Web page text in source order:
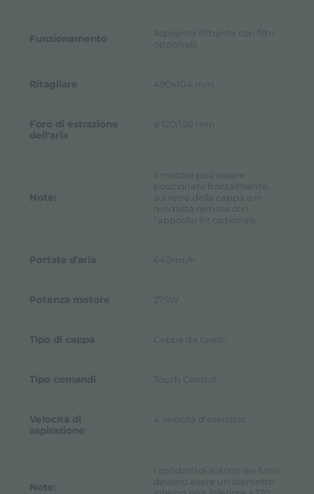
Funzionamento
Aspirante (filtrante con filtri
opzionali)
Ritagliare 490x104 mm
Foro di estrazione
dell'aria
ø 120/150 mm
Note:
Il motore può essere
posizionato frontalmente,
sul retro della cappa e in
modalità remota con
l'apposito kit opzionale.
Portata d'aria 640mc/h
Potenza motore 275W
Tipo di cappa Cappa da tavolo
Tipo comandi Touch Control
Velocità di
aspirazione
4 velocità d'esercizio
Note:
I condotti di scarico dei fumi
devono avere un diametro